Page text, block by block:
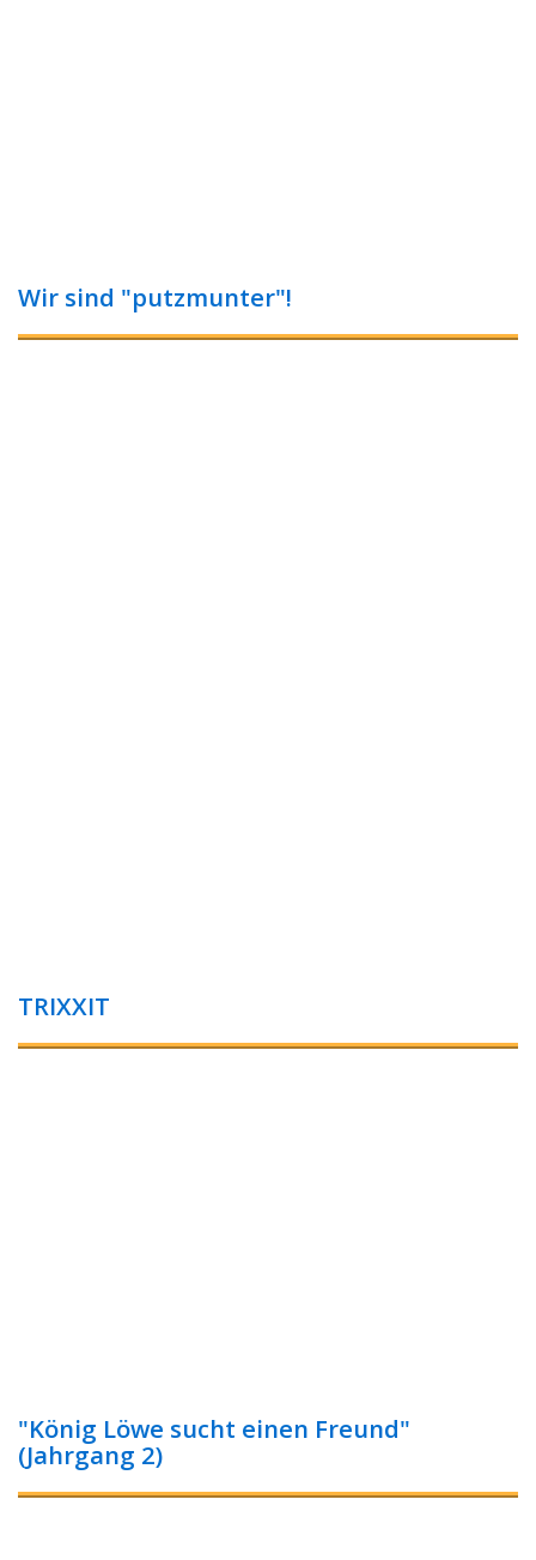
Wir sind "putzmunter"!
TRIXXIT
"König Löwe sucht einen Freund"
(Jahrgang 2)